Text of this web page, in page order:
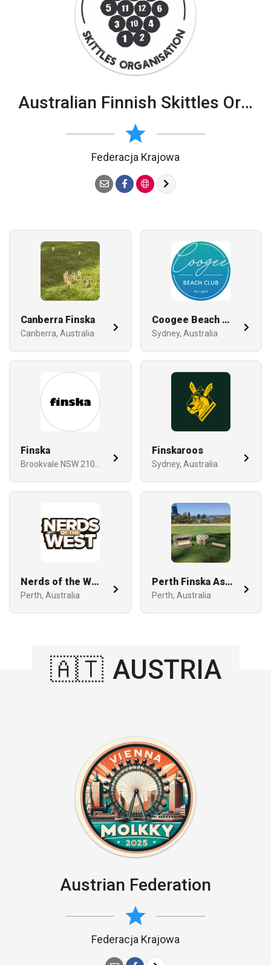
Australian Finnish Skittles Organisation - AFSO
Federacja Krajowa
Canberra Finska
Canberra, Australia
Coogee Beach Club
Sydney, Australia
Finska Finskaroos
Sydney, Australia
Nerds of the West
Perth, Australia
Perth Finska Association
Perth, Australia
🇦🇹 AUSTRIA
Austrian Federation
Federacja Krajowa